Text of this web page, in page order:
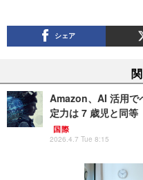
シェア
Amazon、AI 活用で
定力は 7 歳児と同等
国際
2026.4.7 Tue 8:15